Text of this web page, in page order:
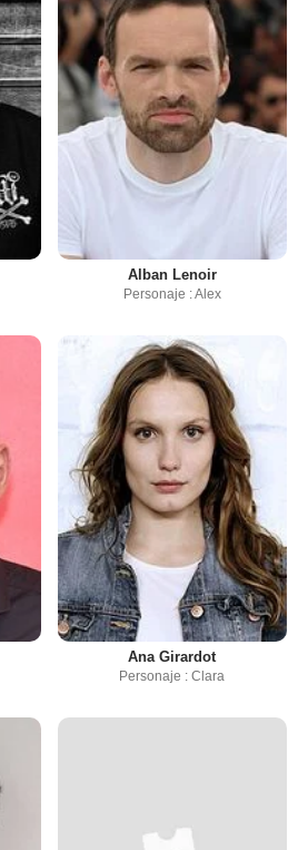
Alban Lenoir
Personaje : Alex
Ana Girardot
Personaje : Clara